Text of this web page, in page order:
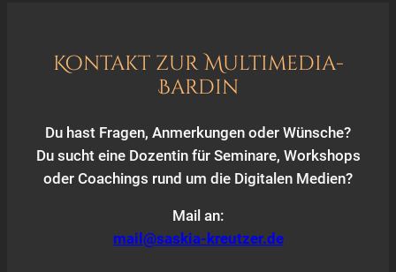
Kontakt zur Multimedia-
Bardin
Du hast Fragen, Anmerkungen oder Wünsche?
Du sucht eine Dozentin für Seminare, Workshops
oder Coachings rund um die Digitalen Medien?
Mail an:
mail@saskia-kreutzer.de